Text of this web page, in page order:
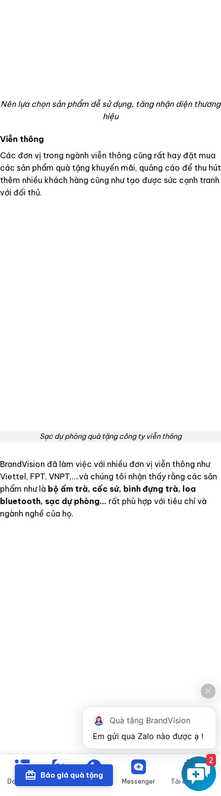
Nên lựa chọn sản phẩm dễ sử dụng, tăng nhận diện thương
hiệu
Viễn thông
Các đơn vị trong ngành viễn thông cũng rất hay đặt mua
các sản phẩm quà tặng khuyến mãi, quảng cáo để thu hút
thêm nhiều khách hàng cũng như tạo được sức cạnh tranh
với đối thủ.
Sạc dự phòng quà tặng công ty viễn thông
BrandVision đã làm việc với nhiều đơn vị viễn thông như
Viettel, FPT, VNPT,….và chúng tôi nhận thấy rằng các sản
phẩm như là bộ ấm trà, cốc sứ, bình đựng trà, loa
bluetooth, sạc dự phòng… rất phù hợp với tiêu chí và
ngành nghề của họ.
Danh mục Zalo Gọi điện Messenger Tải catalogue
Báo giá quà tặng
Quà tặng BrandVision
2